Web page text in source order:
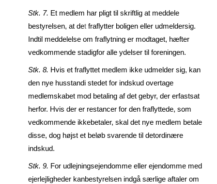
Stk. 7. Et medlem har pligt til skriftlig at meddele
bestyrelsen, at det fraflytter boligen eller udmel­dersig.
Indtil meddelelse om fraflytning er modtaget, hæfter
vedkommende stadigfor alle y­del­ser til foreningen.
Stk. 8. Hvis et fraflyttet medlem ikke udmelder sig, kan
den nye husstandi stedet for indskud over­tage
medlemskabet mod betaling af det gebyr, der erfastsat
herfor. Hvis der er restancer for den fraflyttede, som
vedkommende ikkebetaler, skal det nye medlem betale
disse, dog højst et beløb svarende til detordinære
indskud.
Stk. 9. For udlejningsejendomme eller ejendomme med
ejerlejligheder kanbesty­rel­sen indgå sær­lige aftaler om